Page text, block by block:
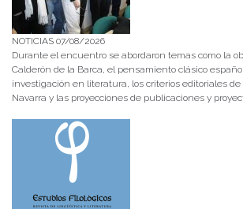
NOTICIAS 07/08/2026
Durante el encuentro se abordaron temas como la
Calderón de la Barca, el pensamiento clásico
investigación en literatura, los criterios editoriales
Navarra y las proyecciones de publicaciones y